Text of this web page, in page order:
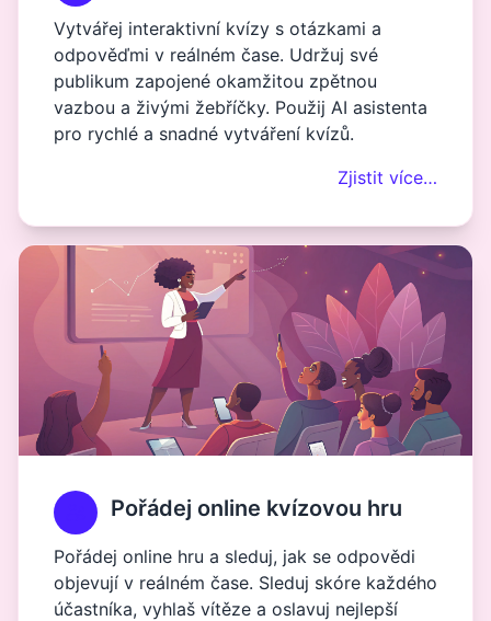
Vytvářej interaktivní kvízy s otázkami a
odpověďmi v reálném čase. Udržuj své
publikum zapojené okamžitou zpětnou
vazbou a živými žebříčky. Použij AI asistenta
pro rychlé a snadné vytváření kvízů.
Zjistit více…
Pořádej online kvízovou hru
Pořádej online hru a sleduj, jak se odpovědi
objevují v reálném čase. Sleduj skóre každého
účastníka, vyhlaš vítěze a oslavuj nejlepší